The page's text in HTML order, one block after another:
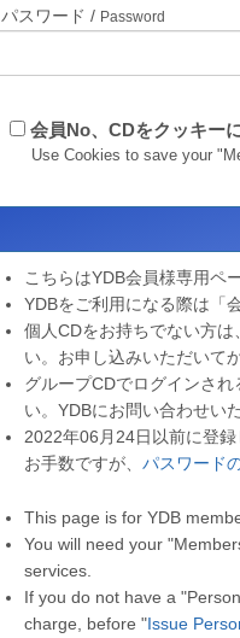
パスワード / Password
会員No、CDをクッキー
Use Cookies to save your
こちらはYDB会員様専用ペ
YDBをご利用になる際は「
個人CDをお持ちでない方は
い。お申し込みいただいて
グループCDでログインさ
い。YDBにお問い合わせい
2022年06月24日以前に登録
お手数ですが、 パスワード
This page is for YDB
You will need your
services.
If you do not have a
charge, before "Issue